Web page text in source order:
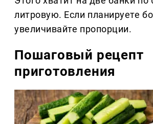
литровую. Если планируете
увеличивайте пропорции.
Пошаговый рецепт
приготовления